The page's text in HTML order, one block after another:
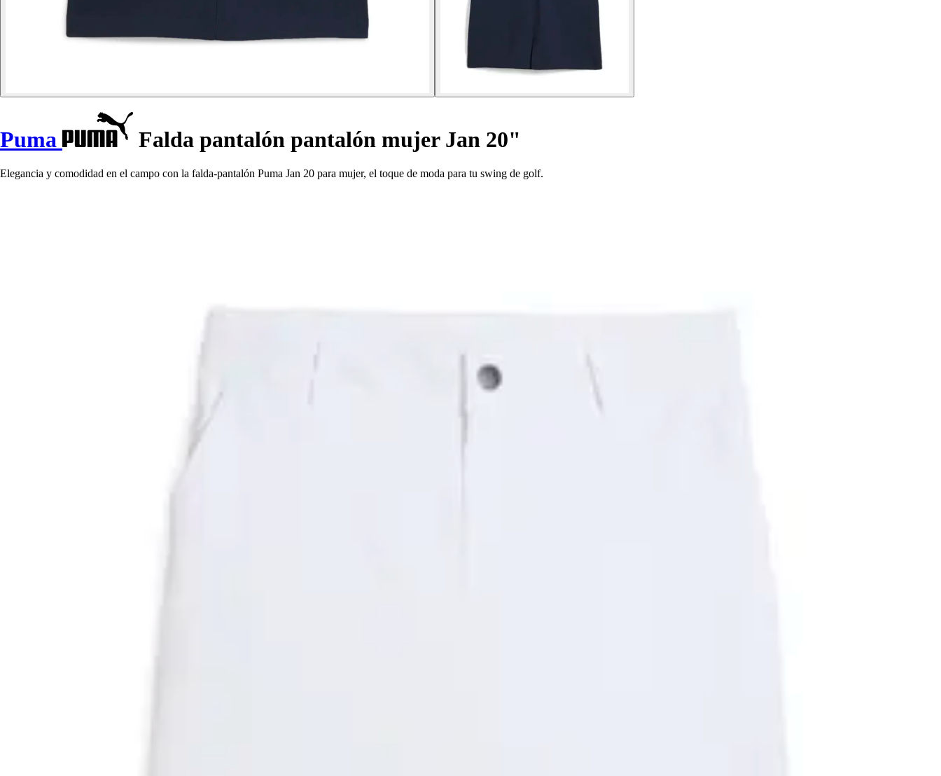
Puma Falda pantalón pantalón mujer Jan 20"
Elegancia y comodidad en el campo con la falda-pantalón Puma Jan 20 para mujer, el toque de moda para tu swing de golf.